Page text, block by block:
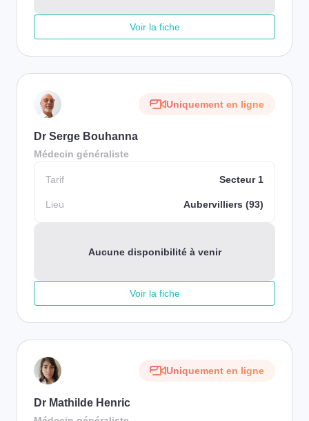
Voir la fiche
Uniquement en ligne
Dr Serge Bouhanna
Médecin généraliste
Tarif Secteur 1
Lieu Aubervilliers (93)
Aucune disponibilité à venir
Voir la fiche
Uniquement en ligne
Dr Mathilde Henric